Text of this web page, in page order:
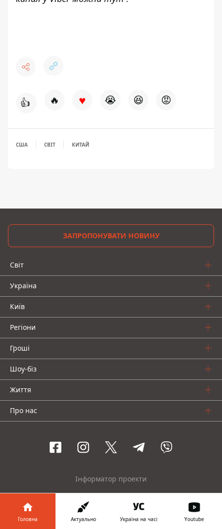
👍 🔥 ♥ 😭 😆 😡
США СВІТ КИТАЙ
ЗАПРОПОНУВАТИ НОВИНУ
Світ
Україна
Київ
Регіони
Гроші
Шоу-біз
Життя
Про нас
Інформатор проекти
Головна Актуально Україна на часі Youtube